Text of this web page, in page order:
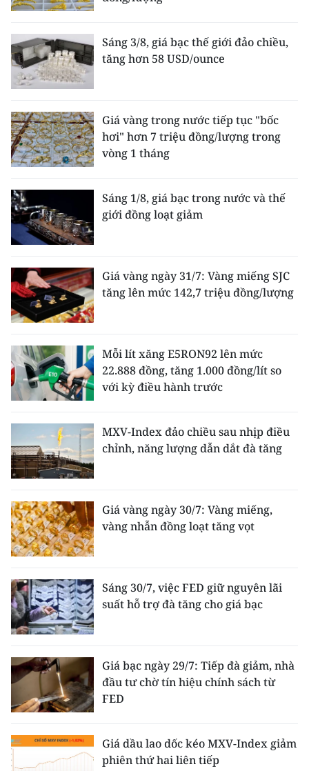
Sáng 3/8, giá bạc thế giới đảo chiều,
tăng hơn 58 USD/ounce
Giá vàng trong nước tiếp tục "bốc
hơi" hơn 7 triệu đồng/lượng trong
vòng 1 tháng
Sáng 1/8, giá bạc trong nước và thế
giới đồng loạt giảm
Giá vàng ngày 31/7: Vàng miếng SJC
tăng lên mức 142,7 triệu đồng/lượng
Mỗi lít xăng E5RON92 lên mức
22.888 đồng, tăng 1.000 đồng/lít so
với kỳ điều hành trước
MXV-Index đảo chiều sau nhịp điều
chỉnh, năng lượng dẫn dắt đà tăng
Giá vàng ngày 30/7: Vàng miếng,
vàng nhẫn đồng loạt tăng vọt
Sáng 30/7, việc FED giữ nguyên lãi
suất hỗ trợ đà tăng cho giá bạc
Giá bạc ngày 29/7: Tiếp đà giảm, nhà
đầu tư chờ tín hiệu chính sách từ
FED
Giá dầu lao dốc kéo MXV-Index giảm
phiên thứ hai liên tiếp